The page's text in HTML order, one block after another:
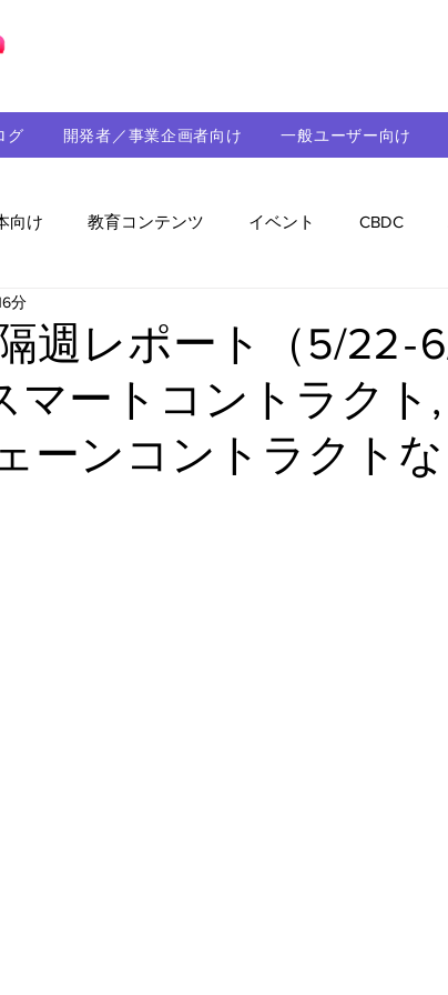
グ 開発者／事業企画者向け 一般ユーザー向け
向け 教育コンテンツ イベント CBDC
助成金
持続可能性 メルマガ 技術開発 ガバナ
週レポート（5/22 -
マートコントラクト
ーンコントラクト
分